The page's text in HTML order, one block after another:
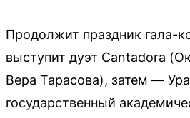
Продолжит праздник гала-
выступит дуэт Cantadora
Вера Тарасова), затем —
государственный